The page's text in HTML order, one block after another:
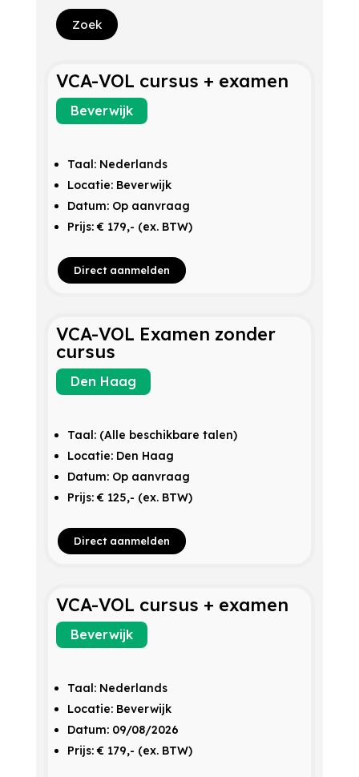
vol
cursus
Zoek
VCA-VOL cursus + examen
Beverwijk
Taal: Nederlands
Locatie: Beverwijk
Datum: Op aanvraag
Prijs: € 179,- (ex. BTW)
Direct aanmelden
VCA-VOL Examen zonder
cursus
Den Haag
Taal: (Alle beschikbare talen)
Locatie: Den Haag
Datum: Op aanvraag
Prijs: € 125,- (ex. BTW)
Direct aanmelden
VCA-VOL cursus + examen
Beverwijk
Taal: Nederlands
Locatie: Beverwijk
Datum: 09/08/2026
Prijs: € 179,- (ex. BTW)